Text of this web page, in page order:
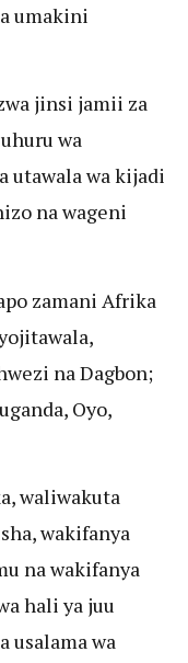
umakini
jinsi jamii za
wa
utawala wa kijadi
na wageni
zamani Afrika
na Dagbon;
Oyo,
waliwakuta
wakifanya
na wakifanya
hali ya juu
usalama wa